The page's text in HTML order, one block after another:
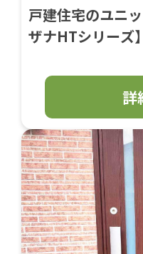
戸建住宅のユニ
ザナHTシリーズ】
詳